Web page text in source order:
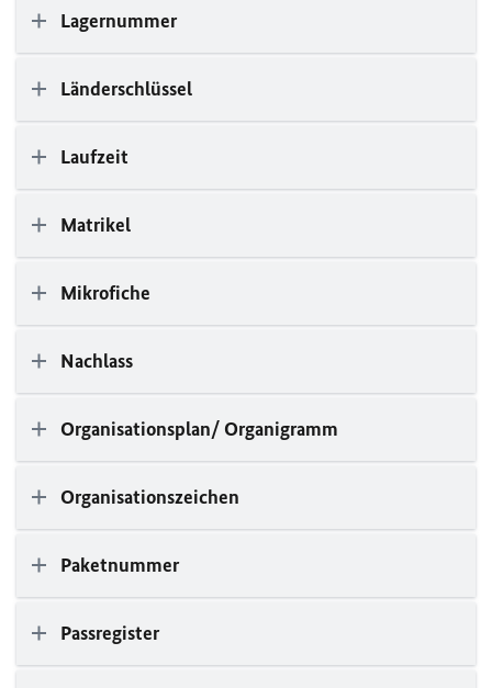
Lagernummer
Länderschlüssel
Laufzeit
Matrikel
Mikrofiche
Nachlass
Organisationsplan/ Organigramm
Organisationszeichen
Paketnummer
Passregister